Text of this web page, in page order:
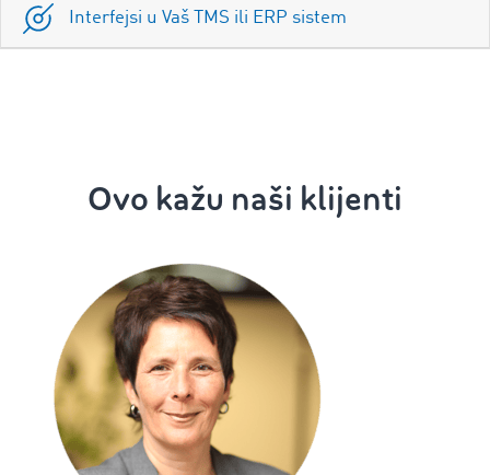
Interfejsi u Vaš TMS ili ERP sistem
Ovo kažu naši klijenti